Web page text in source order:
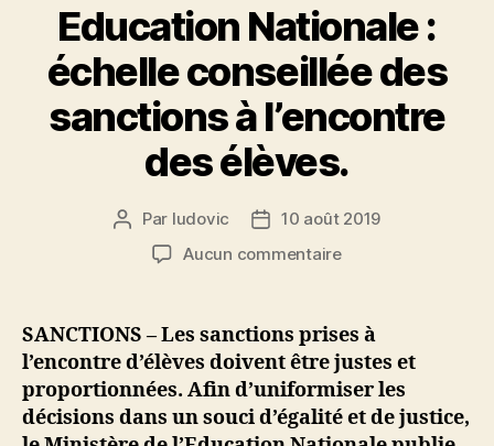
Education Nationale :
échelle conseillée des
sanctions à l’encontre
des élèves.
Auteur
l’article
Par ludovic
Date10 août 2019
Aucun commentairesur
conseillée
des
sanctions
SANCTIONS – Les sanctions prises à
l’encontre d’élèves doivent être justes et
proportionnées. Afin d’uniformiser les
décisions dans un souci d’égalité et de justice,